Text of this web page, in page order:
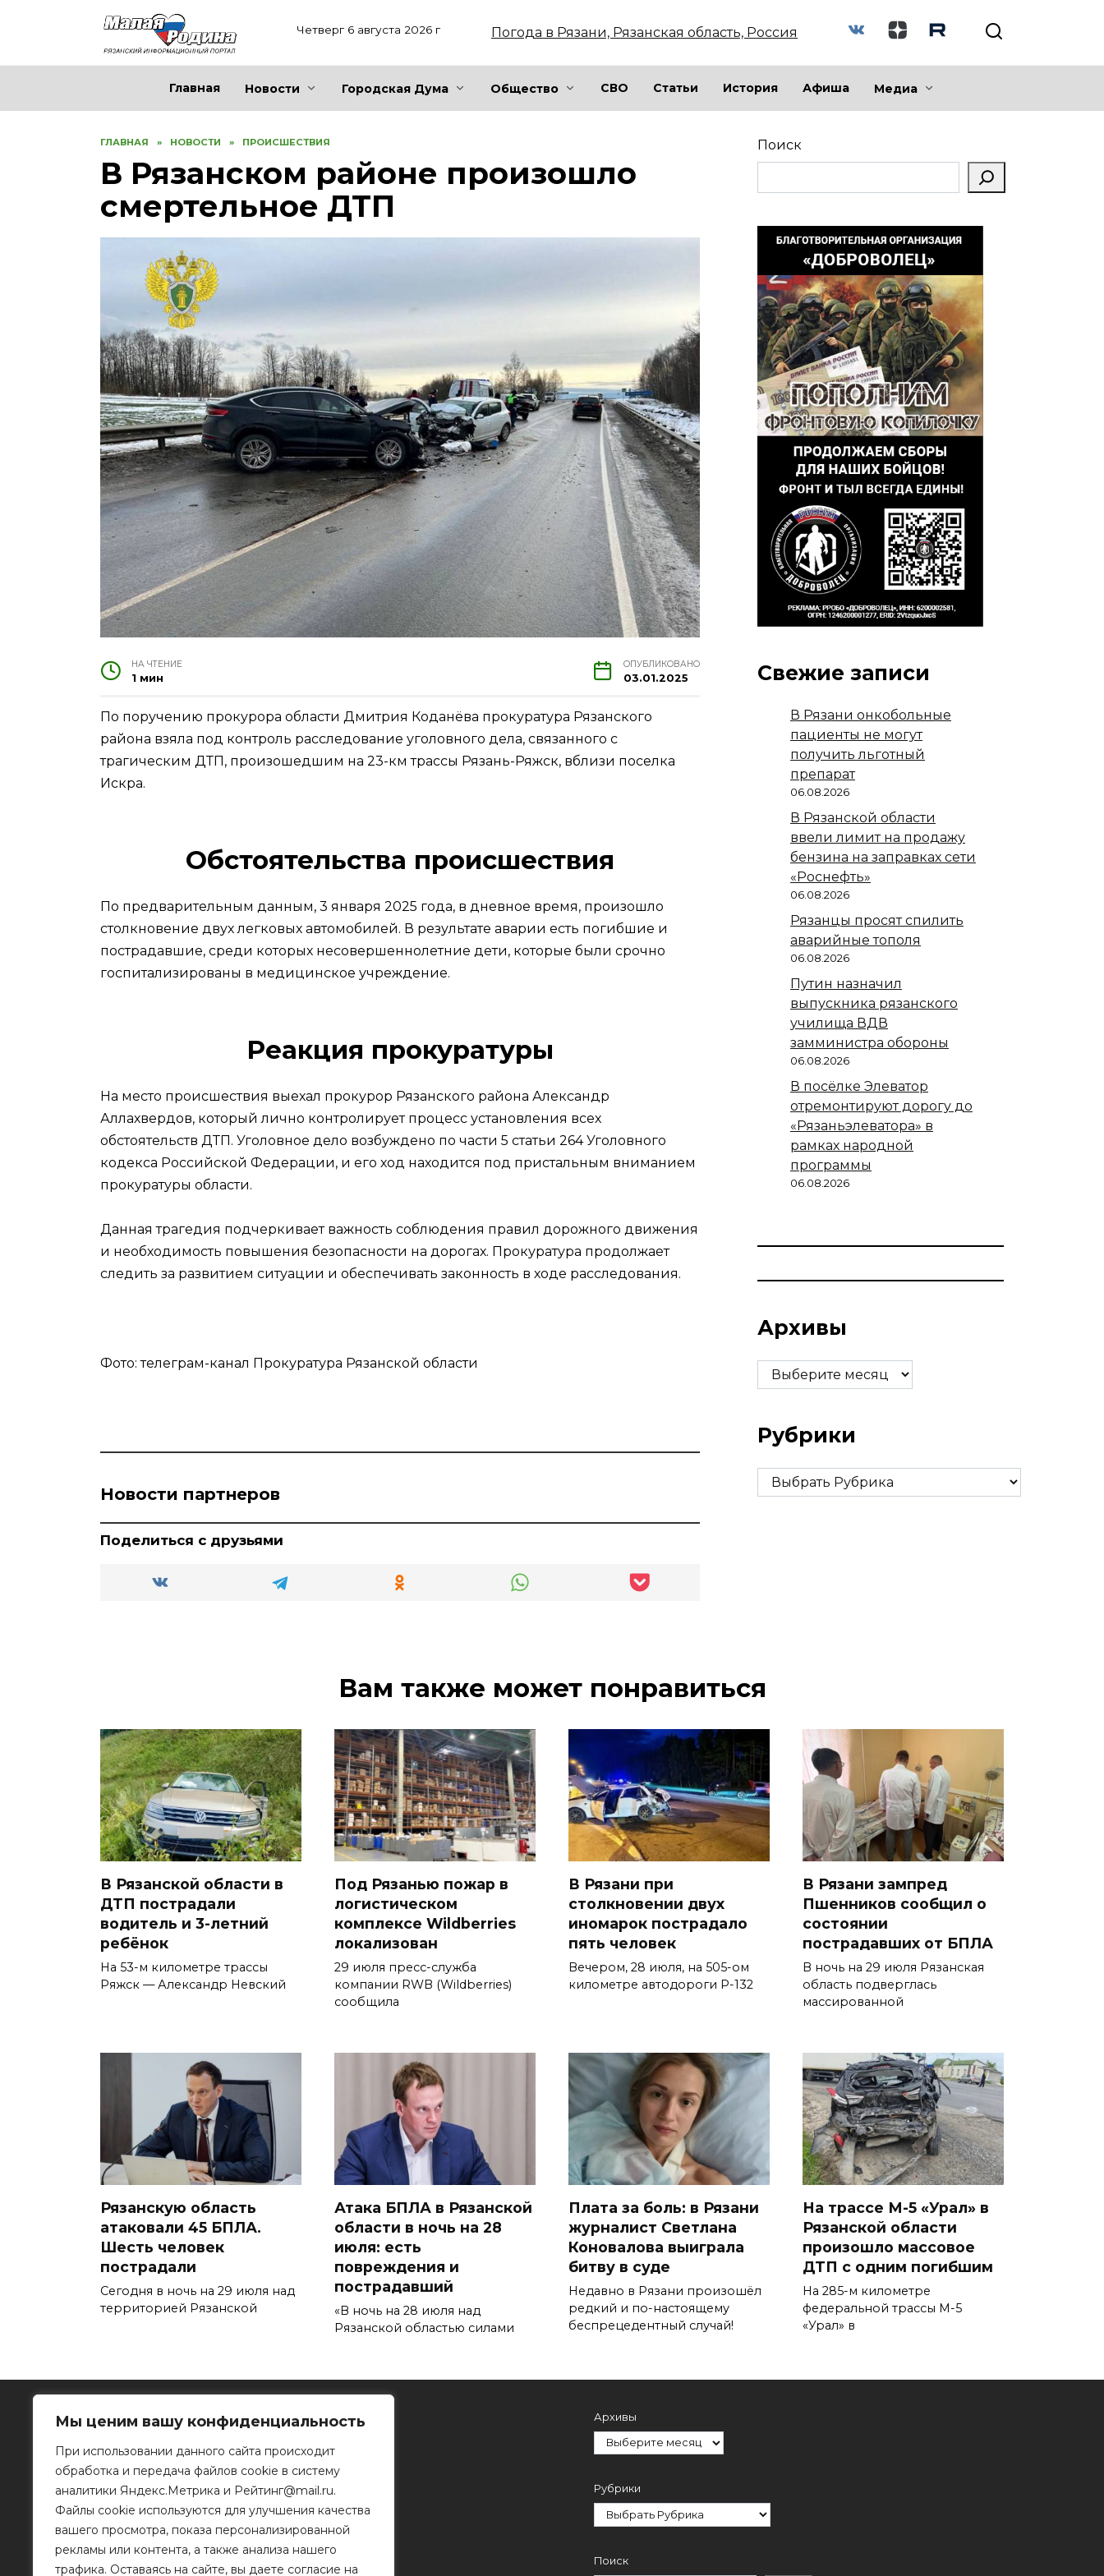
Мы ценим вашу конфиденциальность
При использовании данного сайта происходит
обработка и передача файлов cookie в систему
аналитики Яндекс.Метрика и Рейтинг@mail.ru.
Файлы cookie используются для улучшения качества
вашего просмотра, показа персонализированной
рекламы или контента, а также анализа нашего
трафика. Оставаясь на сайте, вы даете согласие на
Четверг 6 августа 2026 г Погода в Рязани, Рязанская область, Россия
Главная Новости Городская Дума Общество СВО Статьи История Афиша Медиа
ГЛАВНАЯ » НОВОСТИ » ПРОИСШЕСТВИЯ
В Рязанском районе произошло
смертельное ДТП
НА ЧТЕНИЕ
1 мин
ОПУБЛИКОВАНО
03.01.2025
По поручению прокурора области Дмитрия Коданёва прокуратура Рязанского
района взяла под контроль расследование уголовного дела, связанного с
трагическим ДТП, произошедшим на 23-км трассы Рязань-Ряжск, вблизи поселка
Искра.
Обстоятельства происшествия
По предварительным данным, 3 января 2025 года, в дневное время, произошло
столкновение двух легковых автомобилей. В результате аварии есть погибшие и
пострадавшие, среди которых несовершеннолетние дети, которые были срочно
госпитализированы в медицинское учреждение.
Реакция прокуратуры
На место происшествия выехал прокурор Рязанского района Александр
Аллахвердов, который лично контролирует процесс установления всех
обстоятельств ДТП. Уголовное дело возбуждено по части 5 статьи 264 Уголовного
кодекса Российской Федерации, и его ход находится под пристальным вниманием
прокуратуры области.
Данная трагедия подчеркивает важность соблюдения правил дорожного движения
и необходимость повышения безопасности на дорогах. Прокуратура продолжает
следить за развитием ситуации и обеспечивать законность в ходе расследования.
Фото: телеграм-канал Прокуратура Рязанской области
Новости партнеров
Поделиться с друзьями
Поиск
Свежие записи
В Рязани онкобольные
пациенты не могут
получить льготный
препарат
06.08.2026
В Рязанской области
ввели лимит на продажу
бензина на заправках сети
«Роснефть»
06.08.2026
Рязанцы просят спилить
аварийные тополя
06.08.2026
Путин назначил
выпускника рязанского
училища ВДВ
замминистра обороны
06.08.2026
В посёлке Элеватор
отремонтируют дорогу до
«Рязаньэлеватора» в
рамках народной
программы
06.08.2026
Архивы
Архивы
Рубрики
Рубрики
Вам также может понравиться
В Рязанской области в
ДТП пострадали
водитель и 3-летний
ребёнок
На 53-м километре трассы
Ряжск — Александр Невский
Под Рязанью пожар в
логистическом
комплексе Wildberries
локализован
29 июля пресс-служба
компании RWB (Wildberries)
сообщила
В Рязани при
столкновении двух
иномарок пострадало
пять человек
Вечером, 28 июля, на 505-ом
километре автодороги Р-132
В Рязани зампред
Пшенников сообщил о
состоянии
пострадавших от БПЛА
В ночь на 29 июля Рязанская
область подверглась
массированной
Рязанскую область
атаковали 45 БПЛА.
Шесть человек
пострадали
Сегодня в ночь на 29 июля над
территорией Рязанской
Атака БПЛА в Рязанской
области в ночь на 28
июля: есть
повреждения и
пострадавший
«В ночь на 28 июля над
Рязанской областью силами
Плата за боль: в Рязани
журналист Светлана
Коновалова выиграла
битву в суде
Недавно в Рязани произошёл
редкий и по-настоящему
беспрецедентный случай!
На трассе М-5 «Урал» в
Рязанской области
произошло массовое
ДТП с одним погибшим
На 285-м километре
федеральной трассы М-5
«Урал» в
Рязанское информационное агентство
390023, г. Рязань, ул. Горького, д. 32
Телефон: 8 (4912) 46-34-04
Информационные материалы предоставлены
Архивы
Рубрики
Поиск